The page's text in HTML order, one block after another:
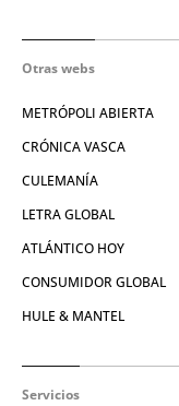
Otras webs
METRÓPOLI ABIERTA
CRÓNICA VASCA
CULEMANÍA
LETRA GLOBAL
ATLÁNTICO HOY
CONSUMIDOR GLOBAL
HULE & MANTEL
Servicios